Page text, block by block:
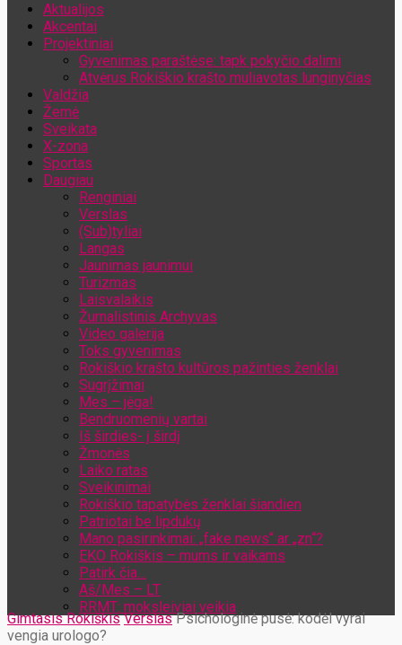
Aktualijos
Akcentai
Projektiniai
Gyvenimas paraštėse: tapk pokyčio dalimi
Atvėrus Rokiškio krašto muliavotas lunginyčias
Valdžia
Žemė
Sveikata
X-zona
Sportas
Daugiau
Renginiai
Verslas
(Sub)tyliai
Langas
Jaunimas jaunimui
Turizmas
Laisvalaikis
Žurnalistinis Archyvas
Video galerija
Toks gyvenimas
Rokiškio krašto kultūros pažinties ženklai
Sugrįžimai
Mes – jėga!
Bendruomenių vartai
Iš širdies- į širdį
Žmonės
Laiko ratas
Sveikinimai
Rokiškio tapatybės ženklai šiandien
Patriotai be lipdukų
Mano pasirinkimai: „fake news“ ar „zn“?
EKO Rokiškis – mums ir vaikams
Patirk čia…
Aš/Mes – LT
RRMT: moksleiviai veikia
Gimtasis Rokiškis Verslas Psichologinė pusė: kodėl vyrai
vengia urologo?